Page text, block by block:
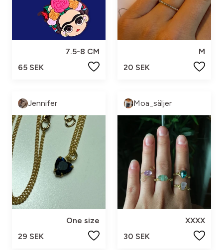
7.5-8 CM
65 SEK
M
20 SEK
Jennifer
One size
29 SEK
Moa_säljer
XXXX
30 SEK